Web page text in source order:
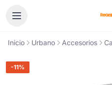
Inicio Urbano Accesorios
-11%